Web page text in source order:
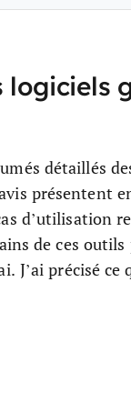
logiciels
détaillés
présentent
d’utilisation
de ces
J’ai précisé